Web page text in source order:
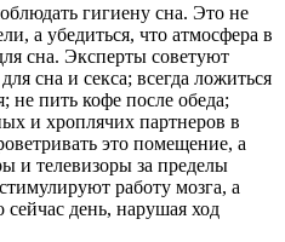
гигиену сна. Это не
а убедиться, что атмосфера в
сна. Эксперты советуют
сна и секса; всегда ложиться
не пить кофе после обеда;
и хроплячих партнеров в
это помещение, а
и телевизоры за пределы
работу мозга, а
сейчас день, нарушая ход